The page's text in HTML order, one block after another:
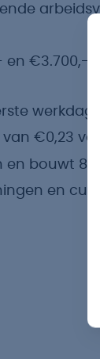
en
werkdag
€0,23
bouwt 8%
en